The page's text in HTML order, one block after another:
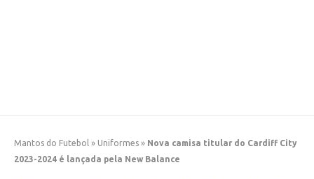
Mantos do Futebol » Uniformes » Nova camisa titular do Cardiff City
2023-2024 é lançada pela New Balance